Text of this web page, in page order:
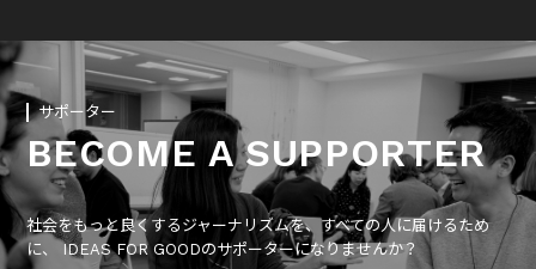
サポーター
BECOME A SUPPORTER
社会をもっと良くするジャーナリズムを、すべての人に届けるため
に、 IDEAS FOR GOODのサポーターになりませんか？